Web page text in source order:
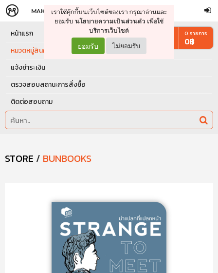
จัดการรถเข็น ดำเนินการต่อ
MAKERS STORE
เราใช้คุ๊กกี้บนเว็บไซต์ของเรา กรุณาอ่านและ
ยอมรับ นโยบายความเป็นส่วนตัว เพื่อใช้
บริการเว็บไซต์
ยอมรับ ไม่ยอมรับ
หน้าแรก
หมวดหมู่สินค้า
แจ้งชำระเงิน
ตรวจสอบสถานะการสั่งซื้อ
ติดต่อสอบถาม
0 รายการ
0฿
STORE / BUNBOOKS